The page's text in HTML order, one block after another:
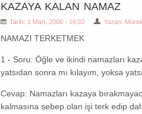
KAZAYA KALAN NAMAZ
Tarih: 1 Mart, 2006 - 16:02 Yazan:
NAMAZI TERKETMEK
1 - Soru: Öğle ve ikindi namazları
yatsıdan sonra mı kılayım, yoksa
Cevap: Namazları kazaya
kalmasına sebep olan işi terk edip